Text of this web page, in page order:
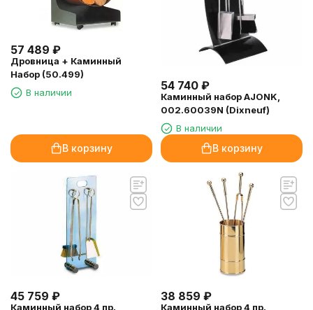
57 489 ₽
Дровница + Каминный
Набор (50.499)
В наличии
В корзину
54 740 ₽
Каминный набор AJONK,
002.60039N (Dixneuf)
В наличии
В корзину
45 759 ₽
Каминный набор 4 пр.
38 859 ₽
Каминный набор 4 пр.